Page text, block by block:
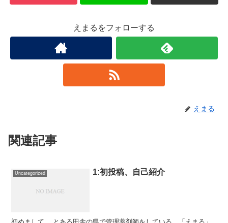
えまるをフォローする
えまる
関連記事
Uncategorized 1:初投稿、自己紹介